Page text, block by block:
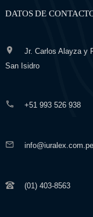
DATOS DE
Jr. Carlos Alayza y
San Isidro
+51 993 526 938
info@iuralex.com.pe
(01) 403-8563